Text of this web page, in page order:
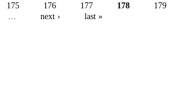
175 176 177 178 179
…
next › last »